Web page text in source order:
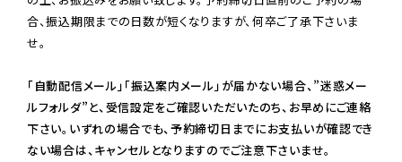
合、振込期限までの日数が短くなりますが、何卒ご了承下さいま
せ。
「自動配信メール」「振込案内メール」が届かない場合、”迷惑メー
ルフォルダ”と、受信設定をご確認いただいたのち、お早めにご連絡
下さい。いずれの場合でも、予約締切日までにお支払いが確認でき
ない場合は、キャンセルとなりますのでご注意下さいませ。